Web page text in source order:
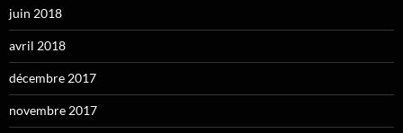
juin 2018
avril 2018
décembre 2017
novembre 2017